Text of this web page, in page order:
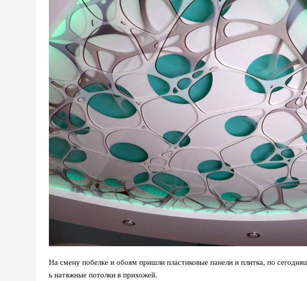
На смену побелке и обоям пришли пластиковые панели и плитка, по
ь натяжные потолки в прихожей.